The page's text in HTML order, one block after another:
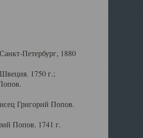
Петербург, 1880
1750 г.;
Григорий Попов.
Попов. 1741 г.